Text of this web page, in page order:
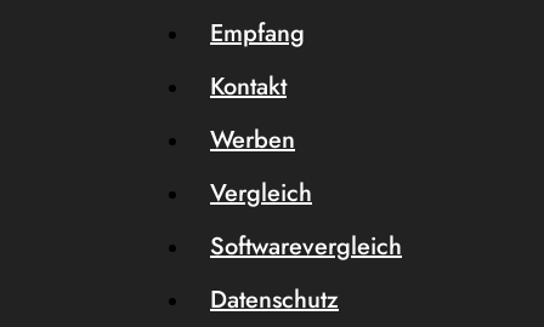
Empfang
Kontakt
Werben
Vergleich
Softwarevergleich
Datenschutz